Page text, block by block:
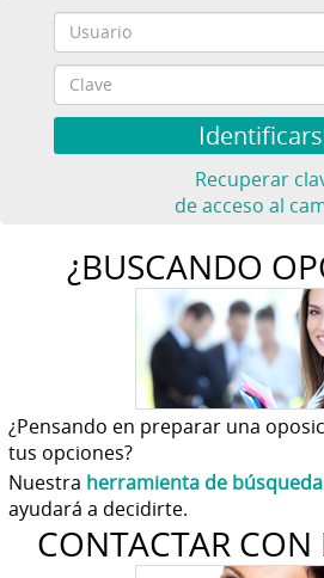
Recuperar
de acceso al
¿BUSCANDO
¿Pensando en preparar una
tus opciones?
Nuestra herramienta de
ayudará a decidirte.
CONTACTAR CON